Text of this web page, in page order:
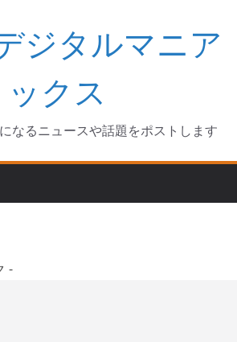
ジタルマニア
ックス
なるニュースや話題をポストします
-